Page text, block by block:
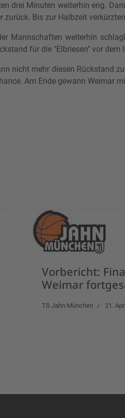
drei Minuten weiterhin eng.
Bis zur Halbzeit
Mannschaften weiterhin
für die "Elbriesen" vor
nicht mehr diesen Rückstand
Am Ende gewann Weimar
Vorbericht:
Weimar
TS Jahn München 21.